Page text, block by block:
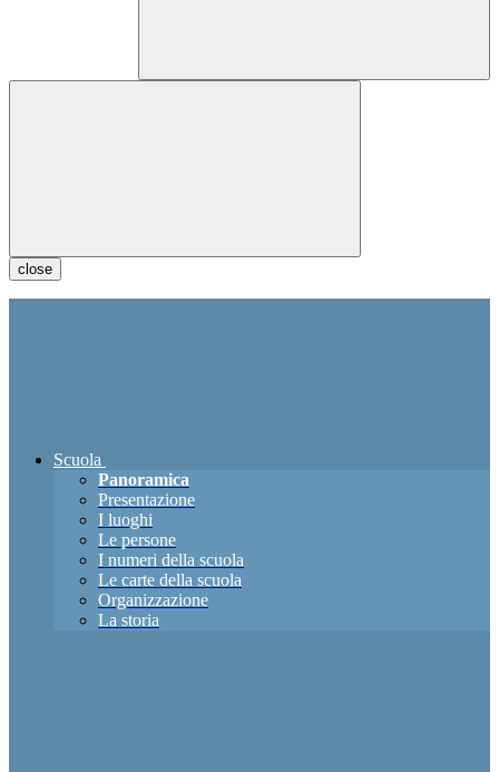
close
Scuola
Panoramica
Presentazione
I luoghi
Le persone
I numeri della scuola
Le carte della scuola
Organizzazione
La storia